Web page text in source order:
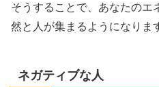
そうすることで、あなたのエ
然と人が集まるようになりま
ネガティブな人